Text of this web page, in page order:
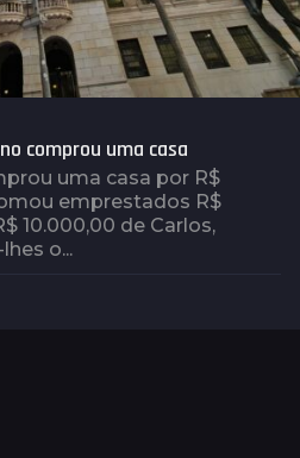
comprou uma casa
uma casa por R$
emprestados R$
10.000,00 de Carlos,
o...